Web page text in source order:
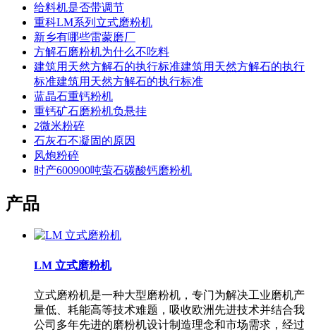
给料机是否带调节
重科LM系列立式磨粉机
新乡有哪些雷蒙磨厂
方解石磨粉机为什么不吃料
建筑用天然方解石的执行标准建筑用天然方解石的执行
标准建筑用天然方解石的执行标准
蓝晶石重钙粉机
重钙矿石磨粉机负悬挂
2微米粉碎
石灰石不凝固的原因
风炮粉碎
时产600900吨萤石碳酸钙磨粉机
产品
LM 立式磨粉机
立式磨粉机是一种大型磨粉机，专门为解决工业磨机产
量低、耗能高等技术难题，吸收欧洲先进技术并结合我
公司多年先进的磨粉机设计制造理念和市场需求，经过